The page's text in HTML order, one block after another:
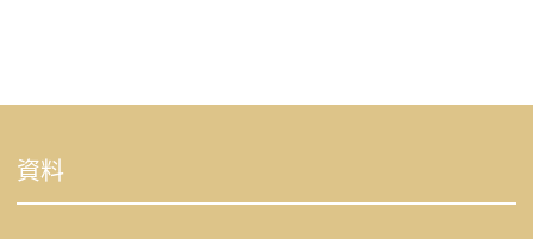
資料